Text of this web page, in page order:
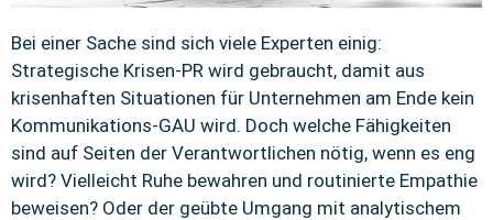
Bei einer Sache sind sich viele Experten einig:
Strategische Krisen-PR wird gebraucht, damit aus
krisenhaften Situationen für Unternehmen am Ende kein
Kommunikations-GAU wird. Doch welche Fähigkeiten
sind auf Seiten der Verantwortlichen nötig, wenn es eng
wird? Vielleicht Ruhe bewahren und routinierte Empathie
beweisen? Oder der geübte Umgang mit analytischem